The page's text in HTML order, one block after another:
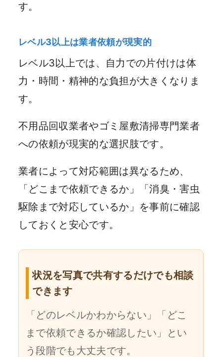
す。
レベル3以上は業者依頼が現実的
レベル3以上では、自力での片付けは体
力・時間・精神的な負担が大きくなりま
す。
不用品回収業者やゴミ屋敷清掃専門業者
への依頼が現実的な選択肢です。
業者によって対応範囲は異なるため、
「どこまで依頼できるか」「消臭・害虫
駆除まで対応しているか」を事前に確認
しておくと安心です。
状況を写真で共有するだけでも相談
できます
「どのレベルかわからない」「どこ
まで依頼できるか確認したい」とい
う段階でも大丈夫です。